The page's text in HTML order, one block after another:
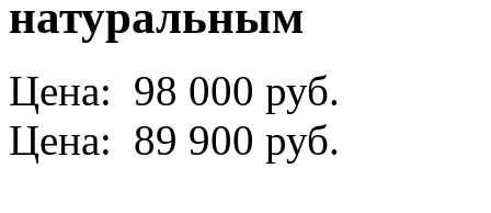
натуральным
Цена: 98 000 руб.
Цена: 89 900 руб.